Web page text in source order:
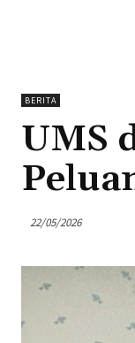
BERITA
UMS
22/05/2026